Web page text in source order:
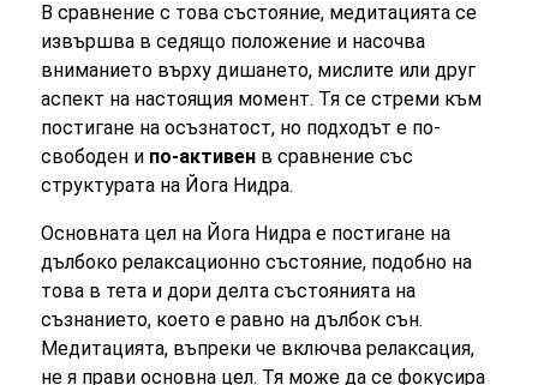
В сравнение с това състояние, медитацията се
извършва в седящо положение и насочва
вниманието върху дишането, мислите или друг
аспект на настоящия момент. Тя се стреми към
постигане на осъзнатост, но подходът е по-
свободен и по-активен в сравнение със
структурата на Йога Нидра.
Основната цел на Йога Нидра е постигане на
дълбоко релаксационно състояние, подобно на
това в тета и дори делта състоянията на
съзнанието, което е равно на дълбок сън.
Медитацията, въпреки че включва релаксация,
не я прави основна цел. Тя може да се фокусира